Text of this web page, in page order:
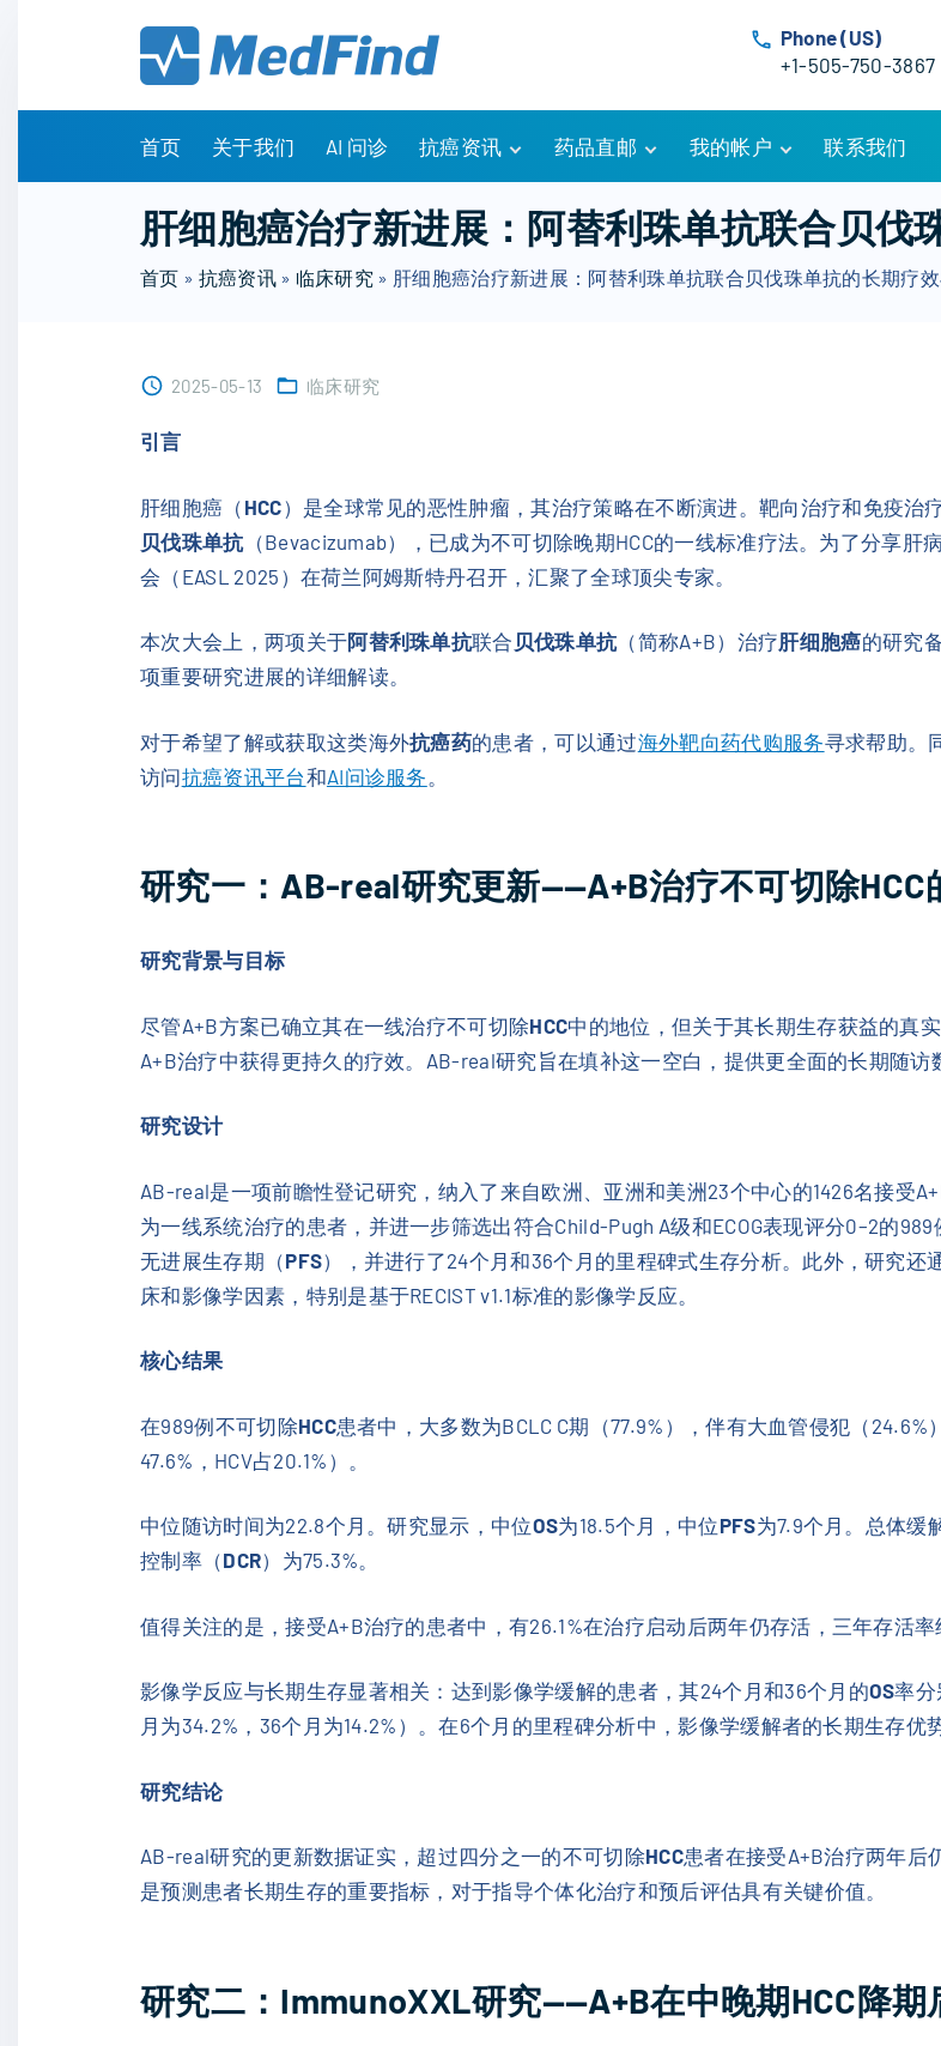
Phone (US)
+1-505-750-3867
首页 关于我们 AI 问诊 抗癌资讯
有问有答
诊疗指南
药物信息
药品直邮
购物车
订单追踪
优惠活动
我的帐户
账户详情
我的订单
联系我们
肝细胞癌治疗新进展：阿替利珠单抗联合贝伐
首页 » 抗癌资讯» 临床研究 » 肝细胞癌治疗新进展：阿替利珠单抗联合贝伐珠单抗的长期疗
2025-05-13 临床研究
引言
肝细胞癌（ HCC）是全球常见的恶性肿瘤，其治疗策略在不断演进。靶向治疗和免疫治
贝伐珠单抗 （Bevacizumab），已成为不可切除晚期HCC的一线标准疗法。为了分享
会（EASL 2025）在荷兰阿姆斯特丹召开，汇聚了全球顶尖专家。
本次大会上，两项关于阿替利珠单抗联合 贝伐珠单抗（简称A+B）治疗肝细胞癌的研究
项重要研究进展的详细解读。
对于希望了解或获取这类海外抗癌药的患者，可以通过海外靶向药代购服务寻求帮助。
访问抗癌资讯平台和AI问诊服务
研究一：AB-real研究更新——A+B治疗不可切除HCC
研究背景与目标
尽管A+B方案已确立其在一线治疗不可切除HCC中的地位，但关于其长期生存获益的真
A+B治疗中获得更持久的疗效。AB-real研究旨在填补这一空白，提供更全面的长期随访
研究设计
AB-real是一项前瞻性登记研究，纳入了来自欧洲、亚洲和美洲23个中心的1426名接受
为一线系统治疗的患者，并进一步筛选出符合Child-Pugh A级和ECOG表现评分0–2的
无进展生存期（PFS），并进行了24个月和36个月的里程碑式生存分析。此外，研究
床和影像学因素，特别是基于RECIST v1.1标准的影像学反应。
核心结果
在989例不可切除HCC患者中，大多数为BCLC C期（77.9%），伴有大血管侵犯（
47.6%，HCV占20.1%）。
中位随访时间为22.8个月。研究显示，中位OS为18.5个月，中位PFS为7.9个月。总体缓
控制率（DCR）为75.3%。
值得关注的是，接受A+B治疗的患者中，有26.1%在治疗启动后两年仍存活，三年存活率
影像学反应与长期生存显著相关：达到影像学缓解的患者，其24个月和36个月的OS率分
月为34.2%，36个月为14.2%）。在6个月的里程碑分析中，影像学缓解者的长期生存优
研究结论
AB-real研究的更新数据证实，超过四分之一的不可切除HCC患者在接受A+B治疗两年后
是预测患者长期生存的重要指标，对于指导个体化治疗和预后评估具有关键价值。
研究二：ImmunoXXL研究——A+B在中晚期HCC降期